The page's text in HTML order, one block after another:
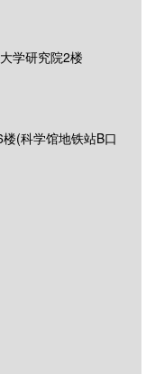
学研究院2楼
(科学馆地铁站B口